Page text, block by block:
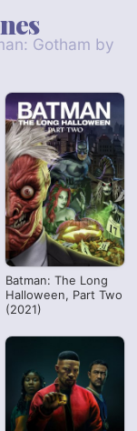
Gotham by
Batman: The Long
Halloween, Part Two
(2021)